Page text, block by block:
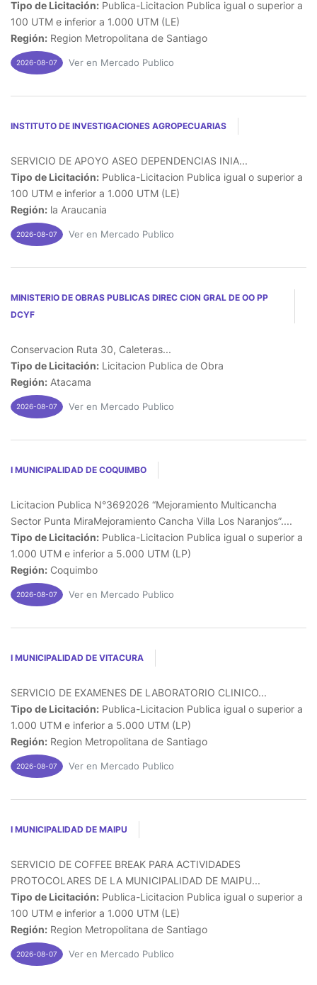
Tipo de Licitación: Publica-Licitacion Publica igual o superior a
100 UTM e inferior a 1.000 UTM (LE)
Región: Region Metropolitana de Santiago
2026-08-07 Ver en Mercado Publico
INSTITUTO DE INVESTIGACIONES AGROPECUARIAS
SERVICIO DE APOYO ASEO DEPENDENCIAS INIA...
Tipo de Licitación: Publica-Licitacion Publica igual o superior a
100 UTM e inferior a 1.000 UTM (LE)
Región: la Araucania
2026-08-07 Ver en Mercado Publico
MINISTERIO DE OBRAS PUBLICAS DIREC CION GRAL DE OO PP
DCYF
Conservacion Ruta 30, Caleteras...
Tipo de Licitación: Licitacion Publica de Obra
Región: Atacama
2026-08-07 Ver en Mercado Publico
I MUNICIPALIDAD DE COQUIMBO
Licitacion Publica N°3692026 “Mejoramiento Multicancha
Sector Punta MiraMejoramiento Cancha Villa Los Naranjos”....
Tipo de Licitación: Publica-Licitacion Publica igual o superior a
1.000 UTM e inferior a 5.000 UTM (LP)
Región: Coquimbo
2026-08-07 Ver en Mercado Publico
I MUNICIPALIDAD DE VITACURA
SERVICIO DE EXAMENES DE LABORATORIO CLINICO...
Tipo de Licitación: Publica-Licitacion Publica igual o superior a
1.000 UTM e inferior a 5.000 UTM (LP)
Región: Region Metropolitana de Santiago
2026-08-07 Ver en Mercado Publico
I MUNICIPALIDAD DE MAIPU
SERVICIO DE COFFEE BREAK PARA ACTIVIDADES
PROTOCOLARES DE LA MUNICIPALIDAD DE MAIPU...
Tipo de Licitación: Publica-Licitacion Publica igual o superior a
100 UTM e inferior a 1.000 UTM (LE)
Región: Region Metropolitana de Santiago
2026-08-07 Ver en Mercado Publico